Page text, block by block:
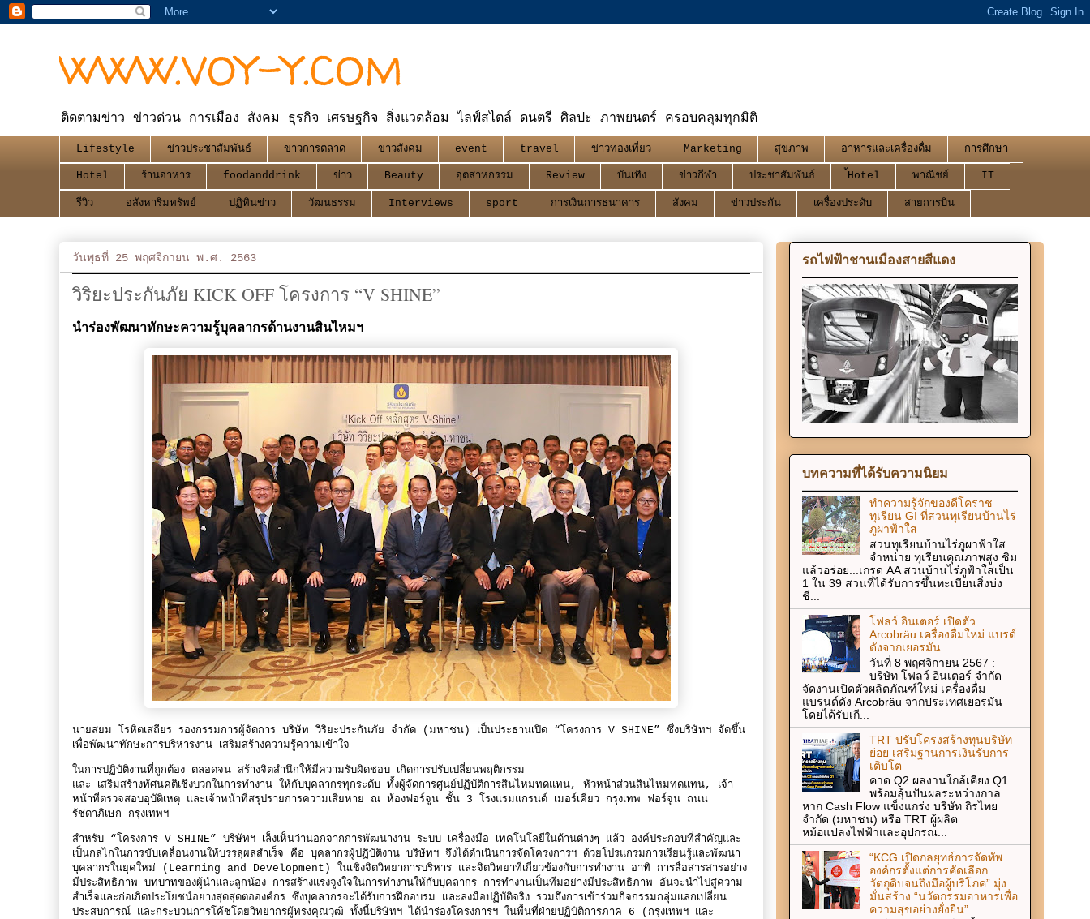
WWW.VOY-Y.COM
ติดตามข่าว ข่าวด่วน การเมือง สังคม ธุรกิจ เศรษฐกิจ สิ่งแวดล้อม ไลฟ์สไตล์ ดนตรี ศิลปะ ภาพยนตร์ ครอบคลุมทุกมิติ
Lifestyle ข่าวประชาสัมพันธ์ ข่าวการตลาด ข่าวสังคม event travel ข่าวท่องเที่ยว Marketing สุขภาพ อาหารและเครื่องดื่ม การศึกษา
Hotel ร้านอาหาร foodanddrink ข่าว Beauty อุตสาหกรรม Review บันเทิง ข่าวกีฬา ประชาสัมพันธ์ ้Hotel พาณิชย์ IT
รีวิว อสังหาริมทรัพย์ ปฏิทินข่าว วัฒนธรรม Interviews sport การเงินการธนาคาร สังคม ข่าวประกัน เครื่องประดับ สายการบิน
วันพุธที่ 25 พฤศจิกายน พ.ศ. 2563
วิริยะประกันภัย KICK OFF โครงการ “V SHINE”
นำร่องพัฒนาทักษะความรู้บุคลากรด้านงานสินไหมฯ
​นายสยม โรหิตเสถียร รองกรรมการผู้จัดการ บริษัท วิริยะประกันภัย จำกัด (มหาชน) เป็นประธานเปิด “โครงการ V SHINE” ซึ่งบริษัทฯ จัดขึ้น
เพื่อพัฒนาทักษะการบริหารงาน เสริมสร้างความรู้ความเข้าใจ
ในการปฏิบัติงานที่ถูกต้อง ตลอดจน สร้างจิตสำนึกให้มีความรับผิดชอบ เกิดการปรับเปลี่ยนพฤติกรรม
และ เสริมสร้างทัศนคติเชิงบวกในการทำงาน ให้กับบุคลากรทุกระดับ ทั้งผู้จัดการศูนย์ปฏิบัติการสินไหมทดแทน, หัวหน้าส่วนสินไหมทดแทน, เจ้า
หน้าที่ตรวจสอบอุบัติเหตุ และเจ้าหน้าที่สรุปรายการความเสียหาย ณ ห้องฟอร์จูน ชั้น 3 โรงแรมแกรนด์ เมอร์เคียว กรุงเทพ ฟอร์จูน ถนน
รัชดาภิเษก กรุงเทพฯ
​สำหรับ “โครงการ V SHINE” บริษัทฯ เล็งเห็นว่านอกจากการพัฒนางาน ระบบ เครื่องมือ เทคโนโลยีในด้านต่างๆ แล้ว องค์ประกอบที่สำคัญและ
เป็นกลไกในการขับเคลื่อนงานให้บรรลุผลสำเร็จ คือ บุคลากรผู้ปฏิบัติงาน บริษัทฯ จึงได้ดำเนินการจัดโครงการฯ ด้วยโปรแกรมการเรียนรู้และพัฒนา
บุคลากรในยุคใหม่ (Learning and Development) ในเชิงจิตวิทยาการบริหาร และจิตวิทยาที่เกี่ยวข้องกับการทำงาน อาทิ การสื่อสารสารอย่าง
มีประสิทธิภาพ บทบาทของผู้นำและลูกน้อง การสร้างแรงจูงใจในการทำงานให้กับบุคลากร การทำงานเป็นทีมอย่างมีประสิทธิภาพ อันจะนำไปสู่ความ
สำเร็จและก่อเกิดประโยชน์อย่างสุดสุดต่อองค์กร ซึ่งบุคลากรจะได้รับการฝึกอบรม และลงมือปฏิบัติจริง รวมถึงการเข้าร่วมกิจกรรมกลุ่มแลกเปลี่ยน
ประสบการณ์ และกระบวนการโค้ชโดยวิทยากรผู้ทรงคุณวุฒิ ทั้งนี้บริษัทฯ ได้นำร่องโครงการฯ ในพื้นที่ฝ่ายปฏิบัติการภาค 6 (กรุงเทพฯ และ
รถไฟฟ้าชานเมืองสายสีแดง
บทความที่ได้รับความนิยม
ทำความรู้จักของดีโคราช
ทุเรียน GI ที่สวนทุเรียนบ้านไร่
ภูผาฟ้าใส
สวนทุเรียนบ้านไร่ภูผาฟ้าใส
จำหน่าย ทุเรียนคุณภาพสูง ชิม
แล้วอร่อย...เกรด AA สวนบ้านไร่ภูฟ้าใสเป็น
1 ใน 39 สวนที่ได้รับการขึ้นทะเบียนสิ่งบ่ง
ชี...
โฟลว์ อินเตอร์ เปิดตัว
Arcobräu เครื่องดื่มใหม่ แบรด์
ดังจากเยอรมัน
วันที่ 8 พฤศจิกายน 2567 :
บริษัท โฟลว์ อินเตอร์ จำกัด
จัดงานเปิดตัวผลิตภัณฑ์ใหม่ เครื่องดื่ม
แบรนด์ดัง Arcobräu จากประเทศเยอรมัน
โดยได้รับเกี...
TRT ปรับโครงสร้างทุนบริษัท
ย่อย เสริมฐานการเงินรับการ
เติบโต
คาด Q2 ผลงานใกล้เคียง Q1
พร้อมลุ้นปันผลระหว่างกาล
หาก Cash Flow แข็งแกร่ง บริษัท ถิรไทย
จำกัด (มหาชน) หรือ TRT ผู้ผลิต
หม้อแปลงไฟฟ้าและอุปกรณ...
“KCG เปิดกลยุทธ์การจัดทัพ
องค์กรตั้งแต่การคัดเลือก
วัตถุดิบจนถึงมือผู้บริโภค” มุ่ง
มั่นสร้าง “นวัตกรรมอาหารเพื่อ
ความสุขอย่างยั่งยืน”